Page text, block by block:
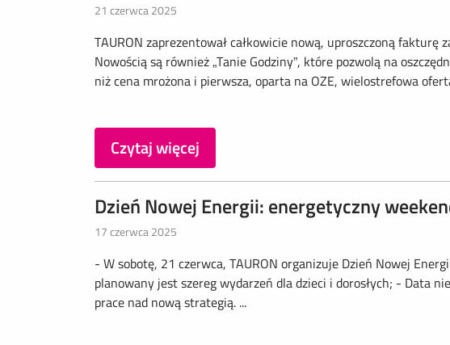
21 czerwca 2025
TAURON zaprezentował całkowicie nową, uproszczoną
Nowością są również „Tanie Godziny”, które pozwolą na
niż cena mrożona i pierwsza, oparta na OZE, wielostrefowa
Czytaj więcej
Dzień Nowej Energii: energetyczny
17 czerwca 2025
- W sobotę, 21 czerwca, TAURON organizuje Dzień Nowej
planowany jest szereg wydarzeń dla dzieci i dorosłych; - Data
prace nad nową strategią. ...